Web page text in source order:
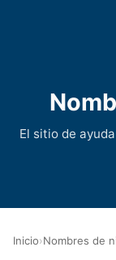
El sitio de
Inicio›Nombres de